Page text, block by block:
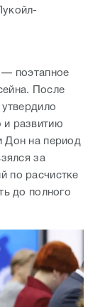
— поэтапное
После
и развитию
Дон на период
за
по расчистке
до полного